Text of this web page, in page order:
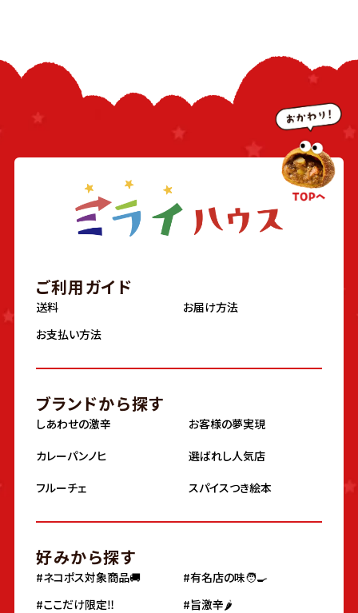
ご利用ガイド
送料
お届け方法
お支払い方法
ブランドから探す
しあわせの激辛
お客様の夢実現
カレーパンノヒ
選ばれし人気店
フルーチェ
スパイスつき絵本
好みから探す
#ネコポス対象商品🚚
#有名店の味🧑‍🍳
#ここだけ限定‼️
#旨激辛🌶